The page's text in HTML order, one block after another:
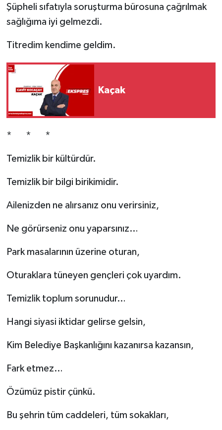
Şüpheli sıfatıyla soruşturma bürosuna çağrılmak
sağlığıma iyi gelmezdi.
Titredim kendime geldim.
Kaçak
* * *
Temizlik bir kültürdür.
Temizlik bir bilgi birikimidir.
Ailenizden ne alırsanız onu verirsiniz,
Ne görürseniz onu yaparsınız…
Park masalarının üzerine oturan,
Oturaklara tüneyen gençleri çok uyardım.
Temizlik toplum sorunudur…
Hangi siyasi iktidar gelirse gelsin,
Kim Belediye Başkanlığını kazanırsa kazansın,
Fark etmez…
Özümüz pistir çünkü.
Bu şehrin tüm caddeleri, tüm sokakları,